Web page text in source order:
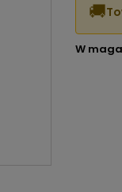
🚚
W